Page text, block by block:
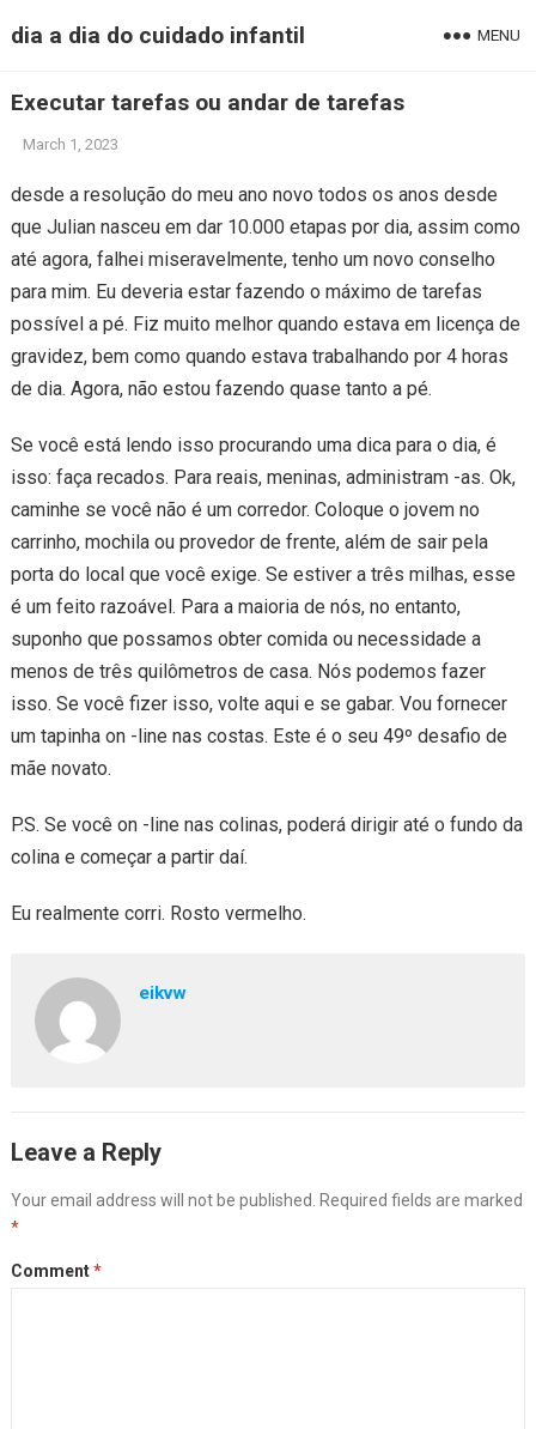
dia a dia do cuidado infantil MENU
Executar tarefas ou andar de tarefas
March 1, 2023
desde a resolução do meu ano novo todos os anos desde
que Julian nasceu em dar 10.000 etapas por dia, assim como
até agora, falhei miseravelmente, tenho um novo conselho
para mim. Eu deveria estar fazendo o máximo de tarefas
possível a pé. Fiz muito melhor quando estava em licença de
gravidez, bem como quando estava trabalhando por 4 horas
de dia. Agora, não estou fazendo quase tanto a pé.
Se você está lendo isso procurando uma dica para o dia, é
isso: faça recados. Para reais, meninas, administram -as. Ok,
caminhe se você não é um corredor. Coloque o jovem no
carrinho, mochila ou provedor de frente, além de sair pela
porta do local que você exige. Se estiver a três milhas, esse
é um feito razoável. Para a maioria de nós, no entanto,
suponho que possamos obter comida ou necessidade a
menos de três quilômetros de casa. Nós podemos fazer
isso. Se você fizer isso, volte aqui e se gabar. Vou fornecer
um tapinha on -line nas costas. Este é o seu 49º desafio de
mãe novato.
P.S. Se você on -line nas colinas, poderá dirigir até o fundo da
colina e começar a partir daí.
Eu realmente corri. Rosto vermelho.
eikvw
Leave a Reply
Your email address will not be published.
Required fields are marked
*
Comment*